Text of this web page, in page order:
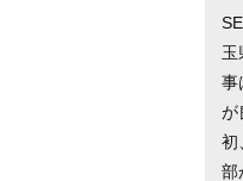
玉
事
が
初
部